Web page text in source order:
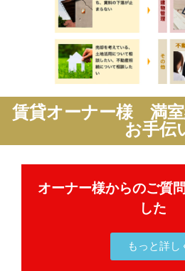
賃貸オーナー様 満
お手伝
オーナー様からのご質
した
もっと詳し